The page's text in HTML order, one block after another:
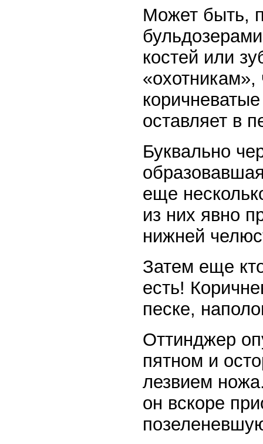
Может быть,
костей или
«охотникам»,
оставляет в
Буквально
еще
из них явно
нижней
Затем еще
есть!
песке,
Оттинджер
пятном и
лезвием
он вскоре